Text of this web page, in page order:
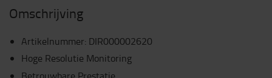
Omschrijving
Artikelnummer: DIR000002620
Hoge Resolutie Monitoring